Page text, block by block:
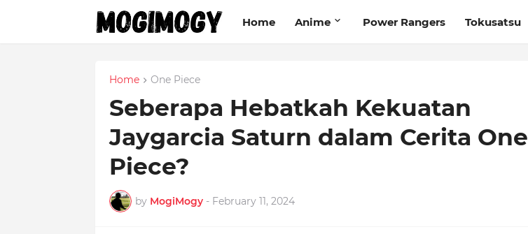
Home Anime Power Rangers Tokusatsu
Home One Piece
Seberapa Hebatkah Kekuatan
Jaygarcia Saturn dalam Cerita One
Piece?
by MogiMogy - February 11, 2024